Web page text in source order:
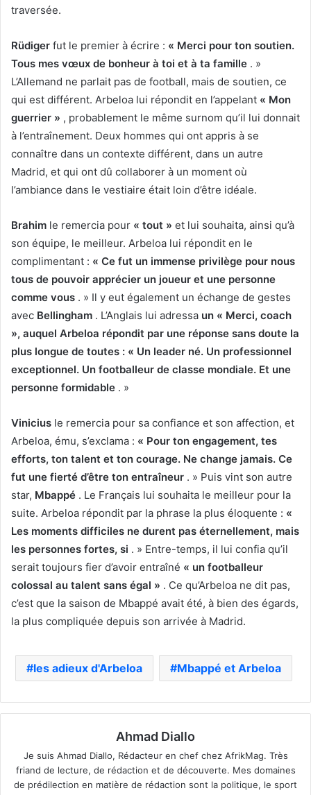
traversée.
Rüdiger fut le premier à écrire : « Merci pour ton soutien.
Tous mes vœux de bonheur à toi et à ta famille . »
L’Allemand ne parlait pas de football, mais de soutien, ce
qui est différent. Arbeloa lui répondit en l’appelant « Mon
guerrier » , probablement le même surnom qu’il lui donnait
à l’entraînement. Deux hommes qui ont appris à se
connaître dans un contexte différent, dans un autre
Madrid, et qui ont dû collaborer à un moment où
l’ambiance dans le vestiaire était loin d’être idéale.
Brahim le remercia pour « tout » et lui souhaita, ainsi qu’à
son équipe, le meilleur. Arbeloa lui répondit en le
complimentant : « Ce fut un immense privilège pour nous
tous de pouvoir apprécier un joueur et une personne
comme vous . » Il y eut également un échange de gestes
avec Bellingham . L’Anglais lui adressa un « Merci, coach
», auquel Arbeloa répondit par une réponse sans doute la
plus longue de toutes : « Un leader né. Un professionnel
exceptionnel. Un footballeur de classe mondiale. Et une
personne formidable . »
Vinicius le remercia pour sa confiance et son affection, et
Arbeloa, ému, s’exclama : « Pour ton engagement, tes
efforts, ton talent et ton courage. Ne change jamais. Ce
fut une fierté d’être ton entraîneur . » Puis vint son autre
star, Mbappé . Le Français lui souhaita le meilleur pour la
suite. Arbeloa répondit par la phrase la plus éloquente : «
Les moments difficiles ne durent pas éternellement, mais
les personnes fortes, si . » Entre-temps, il lui confia qu’il
serait toujours fier d’avoir entraîné « un footballeur
colossal au talent sans égal » . Ce qu’Arbeloa ne dit pas,
c’est que la saison de Mbappé avait été, à bien des égards,
la plus compliquée depuis son arrivée à Madrid.
les adieux d'Arbeloa Mbappé et Arbeloa
Ahmad Diallo
Je suis Ahmad Diallo, Rédacteur en chef chez AfrikMag. Très
friand de lecture, de rédaction et de découverte. Mes domaines
de prédilection en matière de rédaction sont la politique, le sport